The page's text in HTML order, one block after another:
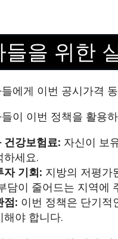
들을 위한
에게 이번 공시가격
이 이번 정책을 활용
건강보험료: 자신이 보
하세요.
자 기회: 지방의 저평가
담이 줄어드는 지역에
점: 이번 정책은 단기적
해야 합니다.